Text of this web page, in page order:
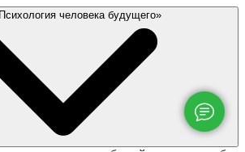
человека будущего»